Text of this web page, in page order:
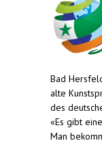
Bad
alte
des
«Es gibt
Man